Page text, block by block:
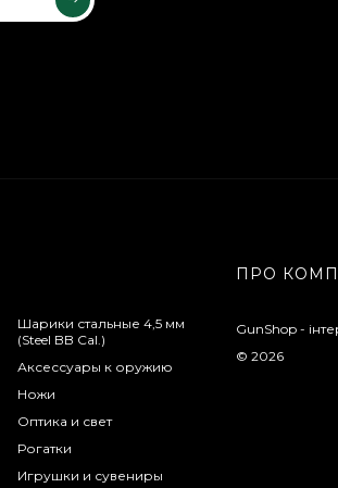
Шарики стальные 4,5 мм
(Steel BB Cal.)
Аксессуары к оружию
Ножи
Оптика и свет
Рогатки
Игрушки и сувениры
ПРО
GunShop -
© 2026